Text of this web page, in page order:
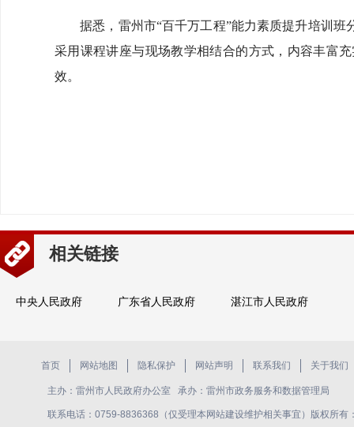
据悉，雷州市“百千万工程”能力素质提升培训班
采用课程讲座与现场教学相结合的方式，内容丰富
效。
相关链接
中央人民政府 广东省人民政府 湛江市人民政府
首页 网站地图 隐私保护 网站声明 联系我们 关于我们
主办：雷州市人民政府办公室 承办：雷州市政务服务和数据管理局
联系电话：0759-8836368（仅受理本网站建设维护相关事宜）版权所有